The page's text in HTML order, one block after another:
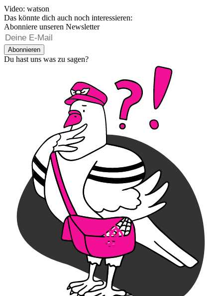
Video: watson
Das könnte dich auch noch interessieren:
Abonniere unseren Newsletter
Abonnieren
Du hast uns was zu sagen?